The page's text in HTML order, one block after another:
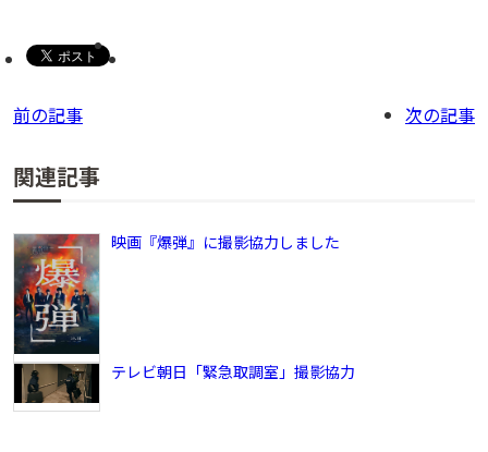
前の記事 次の記事
関連記事
映画『爆弾』に撮影協力しました
テレビ朝日「緊急取調室」撮影協力